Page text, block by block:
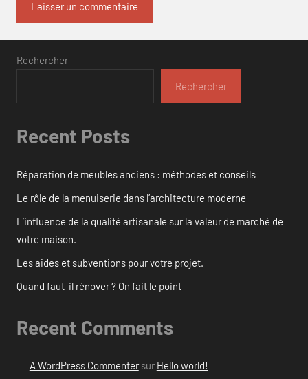
Rechercher
Rechercher
Recent Posts
Réparation de meubles anciens : méthodes et conseils
Le rôle de la menuiserie dans l’architecture moderne
L’influence de la qualité artisanale sur la valeur de marché de
votre maison.
Les aides et subventions pour votre projet.
Quand faut-il rénover ? On fait le point
Recent Comments
A WordPress Commentersur Hello world!